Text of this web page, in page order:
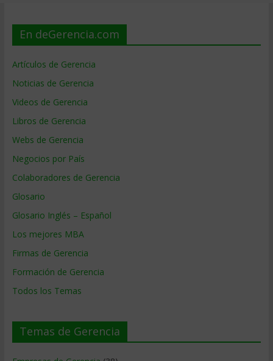
En deGerencia.com
Artículos de Gerencia
Noticias de Gerencia
Videos de Gerencia
Libros de Gerencia
Webs de Gerencia
Negocios por País
Colaboradores de Gerencia
Glosario
Glosario Inglés – Español
Los mejores MBA
Firmas de Gerencia
Formación de Gerencia
Todos los Temas
Temas de Gerencia